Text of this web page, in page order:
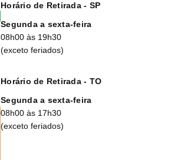
Horário de Retirada - SP
Segunda a sexta-feira
08h00 às 19h30
(exceto feriados)
Horário de Retirada - TO
Segunda a sexta-feira
08h00 às 17h30
(exceto feriados)